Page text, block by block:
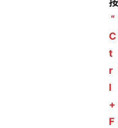
“
C
t
r
l
+
F